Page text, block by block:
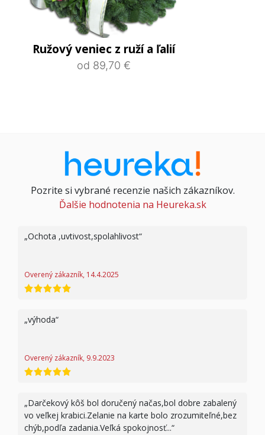
Ružový veniec z ruží a ľalií
od 89,70 €
Pozrite si vybrané recenzie našich zákazníkov.
Ďalšie hodnotenia na Heureka.sk
Ochota ,uvtivost,spolahlivost
Overený zákazník, 14.4.2025
hodnotenie 5 z 5
výhoda
Overený zákazník, 9.9.2023
hodnotenie 5 z 5
Darčekový kôš bol doručený načas,bol dobre zabalený
vo veľkej krabici.Zelanie na karte bolo zrozumiteľné,bez
chýb,podľa zadania.Veľká spokojnosť...